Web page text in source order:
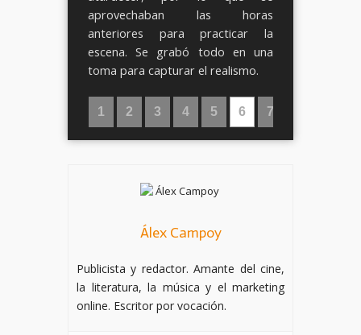
aprovechaban las horas
anteriores para practicar la
escena. Se grabó todo en una
toma para capturar el realismo.
1 2 3 4 5 6 7
Álex Campoy
Publicista y redactor. Amante del cine,
la literatura, la música y el marketing
online. Escritor por vocación.